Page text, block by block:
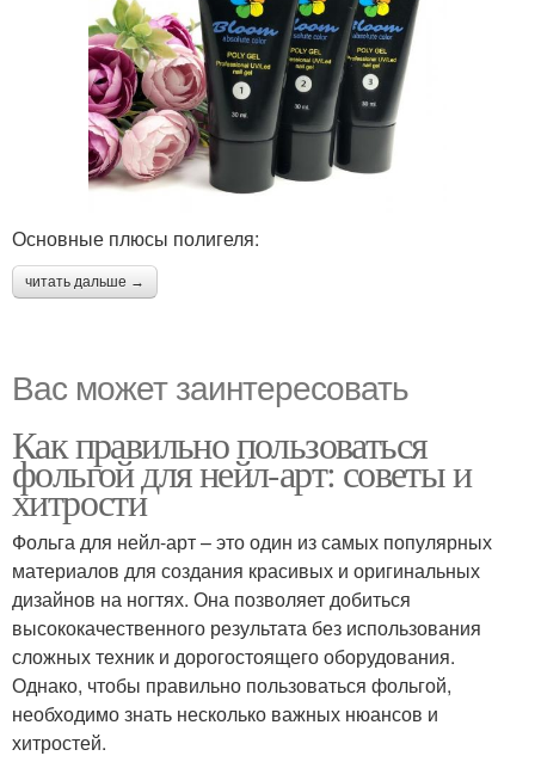
Основные плюсы полигеля:
читать дальше →
Вас может заинтересовать
Как правильно пользоваться
фольгой для нейл-арт: советы и
хитрости
Фольга для нейл-арт – это один из самых популярных
материалов для создания красивых и оригинальных
дизайнов на ногтях. Она позволяет добиться
высококачественного результата без использования
сложных техник и дорогостоящего оборудования.
Однако, чтобы правильно пользоваться фольгой,
необходимо знать несколько важных нюансов и
хитростей.